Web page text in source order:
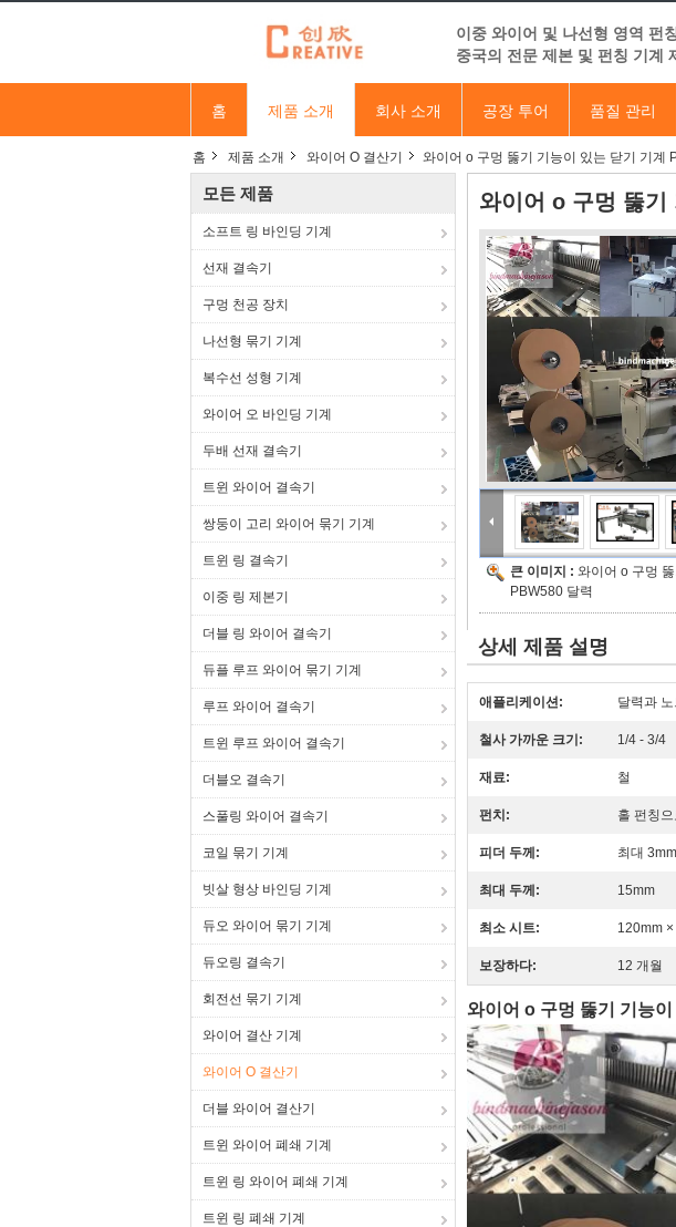
이중 와이어 및 나선형 영역 펀
중국의 전문 제본 및 펀칭 기계
홈 제품 소개 회사 소개 공장 투어 품질 관리
홈 제품 소개 와이어 O 결산기 와이어 o 구멍 뚫기 기능이 있는 닫기 기계
모든 제품
소프트 링 바인딩 기계
선재 결속기
구멍 천공 장치
나선형 묶기 기계
복수선 성형 기계
와이어 오 바인딩 기계
두배 선재 결속기
트윈 와이어 결속기
쌍둥이 고리 와이어 묶기 기계
트윈 링 결속기
이중 링 제본기
더블 링 와이어 결속기
듀플 루프 와이어 묶기 기계
루프 와이어 결속기
트윈 루프 와이어 결속기
더블오 결속기
스풀링 와이어 결속기
코일 묶기 기계
빗살 형상 바인딩 기계
듀오 와이어 묶기 기계
듀오링 결속기
회전선 묶기 기계
와이어 결산 기계
와이어 O 결산기
더블 와이어 결산기
트윈 와이어 폐쇄 기계
트윈 링 와이어 폐쇄 기계
트윈 링 폐쇄 기계
와이어 o 구멍 뚫기
큰 이미지 : 와이어 o 구멍
PBW580 달력
상세 제품 설명
애플리케이션: 달력과
철사 가까운 크기: 1/4 - 3/4
재료: 철
펀치: 홀 펀칭으
피더 두께: 최대 3mm
최대 두께: 15mm
최소 시트: 120mm
보장하다: 12 개월
와이어 o 구멍 뚫기 기능